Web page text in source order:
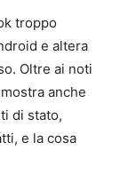
troppo
e altera
Oltre ai noti
anche
di stato,
e la cosa